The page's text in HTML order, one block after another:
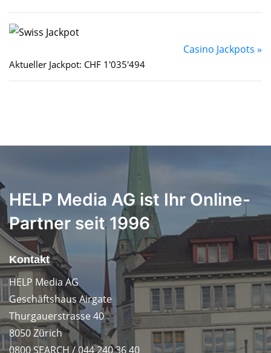
Casino Jackpots »
Aktueller Jackpot: CHF 1'035'494
HELP Media AG ist Ihr Online-
Partner seit 1996
Kontakt
HELP Media AG
Geschäftshaus Airgate
Thurgauerstrasse 40
8050 Zürich
0800 SEARCH / 044 240 36 40